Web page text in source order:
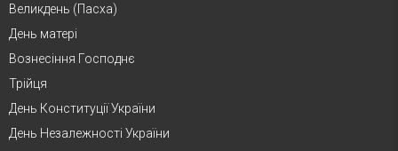
Великдень (Пасха)
День матері
Вознесіння Господнє
Трійця
День Конституції України
День Незалежності України